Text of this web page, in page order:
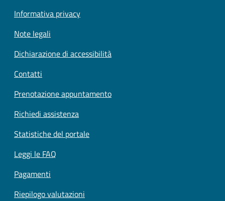
Informativa privacy
Note legali
Dichiarazione di accessibilità
Contatti
Prenotazione appuntamento
Richiedi assistenza
Statistiche del portale
Leggi le FAQ
Pagamenti
Riepilogo valutazioni